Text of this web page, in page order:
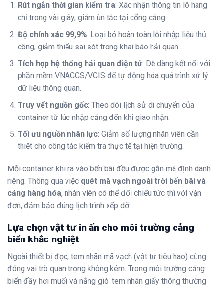
Rút ngắn thời gian kiểm tra: Xác nhận thông tin lô hàng
chỉ trong vài giây, giảm ùn tắc tại cổng cảng.
Độ chính xác 99,9%: Loại bỏ hoàn toàn lỗi nhập liệu thủ
công, giảm thiểu sai sót trong khai báo hải quan.
Tích hợp hệ thống hải quan điện tử: Dễ dàng kết nối với
phần mềm VNACCS/VCIS để tự động hóa quá trình xử lý
dữ liệu thông quan.
Truy vết nguồn gốc: Theo dõi lịch sử di chuyển của
container từ lúc nhập cảng đến khi giao nhận.
Tối ưu nguồn nhân lực: Giảm số lượng nhân viên cần
thiết cho công tác kiểm tra thực tế tại hiện trường.
Mỗi container khi ra vào bến bãi đều được gắn mã định danh
riêng. Thông qua việc quét mã vạch ngoài trời bến bãi và
cảng hàng hóa, nhân viên có thể đối chiếu tức thì với vận
đơn, đảm bảo đúng lịch trình xếp dỡ.
Lựa chọn vật tư in ấn cho môi trường cảng
biển khắc nghiệt
Ngoài thiết bị đọc, tem nhãn mã vạch (vật tư tiêu hao) cũng
đóng vai trò quan trọng không kém. Trong môi trường cảng
biển đầy hơi muối và nắng gió, tem nhãn giấy thông thường